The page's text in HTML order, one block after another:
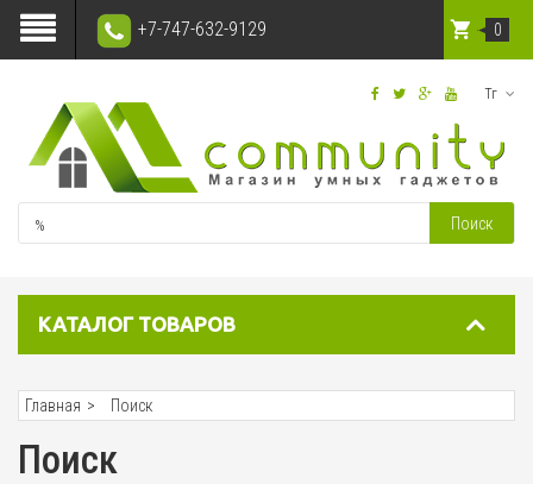
+7-747-632-9129
Тг
Поиск
0
КАТАЛОГ ТОВАРОВ
Главная Поиск
Поиск